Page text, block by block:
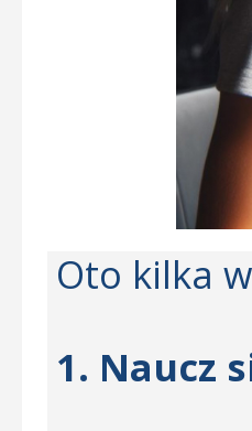
Oto kilka
1. Naucz